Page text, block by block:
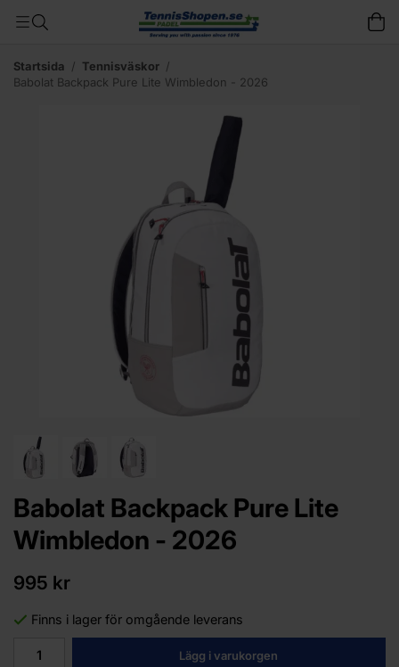
Startsida / Tennisväskor /
Babolat Backpack Pure Lite Wimbledon - 2026
Babolat Backpack Pure Lite
Wimbledon - 2026
995 kr
Finns i lager för omgående leverans
Lägg i varukorgen